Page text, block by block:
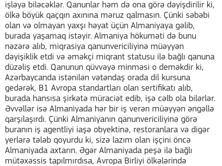
işləyə biləcəklər. Qanunlar həm də ona görə dəyişdirilir ki,
ölkə böyük qaçqın axınına məruz qalmasın. Çünki səbəbi
olan və olmayan yaxşı həyat üçün Almaniyaya gəlib,
burada yaşamaq istəyir. Almaniya hökuməti də bunu
nəzərə alıb, miqrasiya qanunvericiliyinə müəyyən
dəyişiklik etdi və əməkçi miqrant statusu ilə bağlı qanuna
düzəliş etdi. Qanunun qüvvəyə minməsi o deməkdir ki,
Azərbaycanda istənilən vətəndaş orada dil kursuna
gedərək, B1 Avropa standartları olan sertifikatı alıb,
burada hansısa şirkətə müraciət edib, işə cəlb ola bilərlər.
Əvvəllər isə Almaniyada hər bir iş verən müəyyən əngəllə
qarşılaşırdı. Çünki Almaniyanın qanunvericiliyinə görə
buranın iş agentliyi iaşə obyektinə, restoranlara və digər
yerlərə tələb qoyurdu ki, sizə lazım olan işçini öncə
Almaniyada axtarın. Əgər Almaniyada peşə ilə bağlı
mütəxəssis tapılmırdısa, Avropa Birliyi ölkələrində